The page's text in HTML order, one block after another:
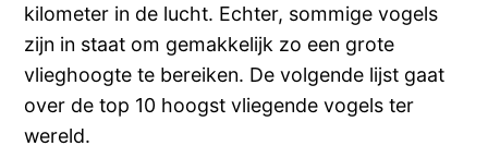
kilometer in de lucht. Echter, sommige vogels
zijn in staat om gemakkelijk zo een grote
vlieghoogte te bereiken. De volgende lijst gaat
over de top 10 hoogst vliegende vogels ter
wereld.